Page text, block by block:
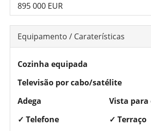
895 000 EUR
Equipamento / Caraterísticas
Cozinha equipada
Televisão por cabo/satélite
Adega
Vista para
✓ Telefone
✓ Terraço